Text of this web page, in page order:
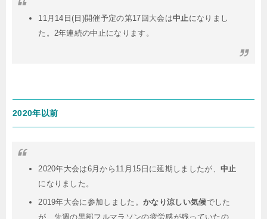
11月14日(日)開催予定の第17回大会は中止 になりまし
た。2年連続の中止になります。
2020年以前
2020年大会は6月から11月15日に延期しましたが、 中止
になりました。
2019年大会に参加しました。 かなり涼しい気候でした
が、先週の黒部フルマラソンの疲労感が残っていたの